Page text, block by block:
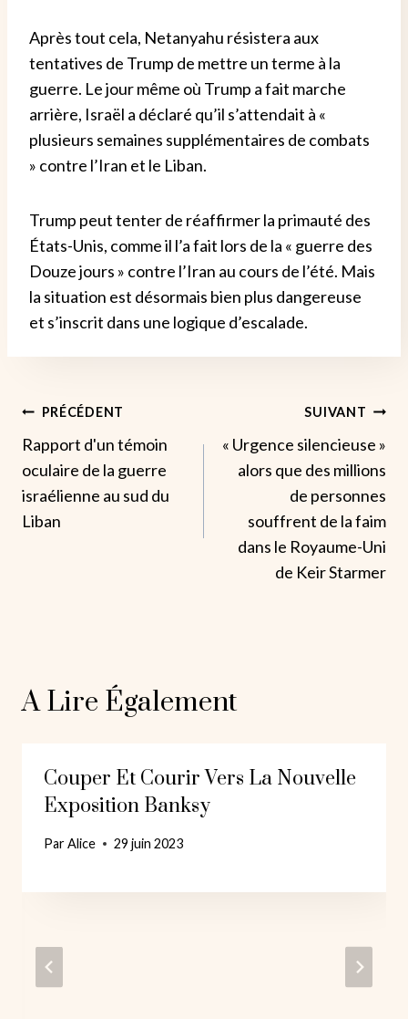
Après tout cela, Netanyahu résistera aux
tentatives de Trump de mettre un terme à la
guerre. Le jour même où Trump a fait marche
arrière, Israël a déclaré qu’il s’attendait à «
plusieurs semaines supplémentaires de combats
» contre l’Iran et le Liban.
Trump peut tenter de réaffirmer la primauté des
États-Unis, comme il l’a fait lors de la « guerre des
Douze jours » contre l’Iran au cours de l’été. Mais
la situation est désormais bien plus dangereuse
et s’inscrit dans une logique d’escalade.
Navigation
De
L’article
PRÉCÉDENT
Rapport d'un témoin
oculaire de la guerre
israélienne au sud du
Liban
SUIVANT
« Urgence silencieuse »
alors que des millions
de personnes
souffrent de la faim
dans le Royaume-Uni
de Keir Starmer
A Lire Également
Couper Et Courir Vers La Nouvelle
Exposition Banksy
ParAlice 29 juin 2023